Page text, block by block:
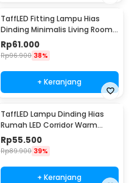
TaffLED Fitting Lampu Hias
Dinding Minimalis Living Room
Light E27 - F215
Rp61.000
Rp96.900 38%
+ Keranjang
TaffLED Lampu Dinding Hias
Rumah LED Corridor Warm
White 3000K 6W 22cm - F0011
Rp55.500
Rp89.900 39%
+ Keranjang